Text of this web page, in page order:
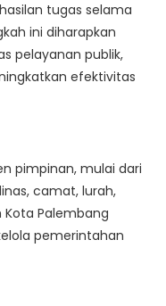
tugas selama
ini diharapkan
pelayanan publik,
efektivitas
pimpinan, mulai dari
camat, lurah,
Kota Palembang
pemerintahan